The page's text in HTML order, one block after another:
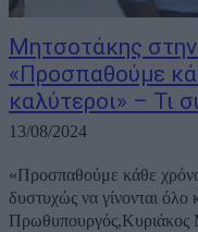
Μητσοτάκης
«Προσπαθούμε
καλύτεροι» – Τι
13/08/2024
«Προσπαθούμε κάθε
δυστυχώς να γίνονται όλο
Πρωθυπουργός,Κυριάκος